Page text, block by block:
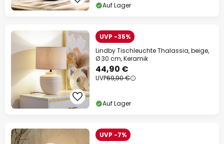
Auf Lager
UVP -35%
Lindby Tischleuchte Thalassia, beige,
Ø 30 cm, Keramik
44,90 €
UVP69,90 €
Auf Lager
UVP -7%